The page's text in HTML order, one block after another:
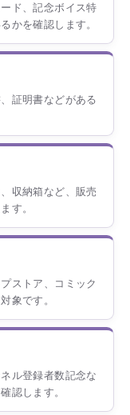
ド、記念ボイス特
かを確認します。
証明書などがある
収納箱など、販売
す。
ストア、コミック
象です。
ル登録者数記念な
認します。